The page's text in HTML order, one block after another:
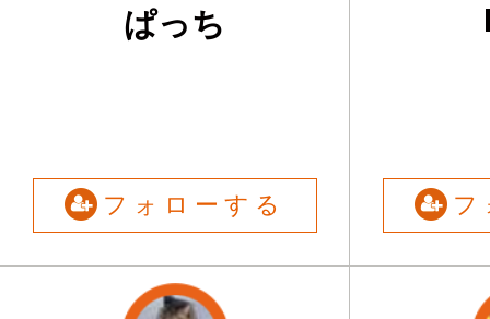
ぱっち
フォローする